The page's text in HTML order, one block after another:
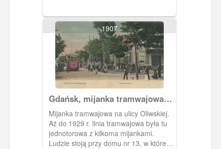
1907
Gdańsk, mijanka tramwajowa
na ul. Oliwskiej.
Mijanka tramwajowa na ulicy Oliwskiej.
Aż do 1929 r. linia tramwajowa była tu
jednotorowa z kilkoma mijankami.
Ludzie stoją przy domu nr 13, w której